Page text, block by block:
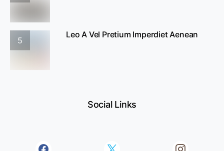
5
Leo A Vel Pretium Imperdiet Aenean
Social Links